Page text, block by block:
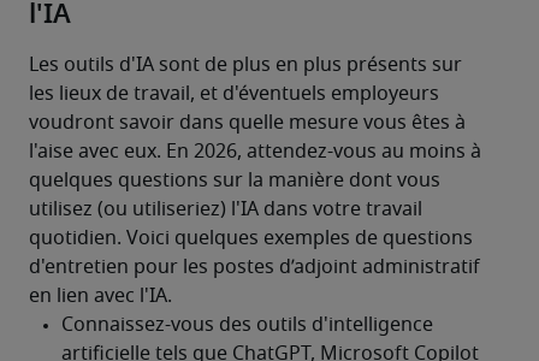
l'IA
Les outils d'IA sont de plus en plus présents sur
les lieux de travail, et d'éventuels employeurs
voudront savoir dans quelle mesure vous êtes à
l'aise avec eux. En 2026, attendez-vous au moins à
quelques questions sur la manière dont vous
utilisez (ou utiliseriez) l'IA dans votre travail
quotidien. Voici quelques exemples de questions
d'entretien pour les postes d’adjoint administratif
en lien avec l'IA.